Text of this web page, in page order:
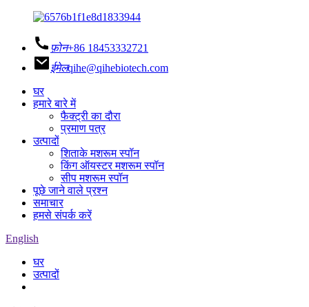
फ़ोन+86 18453332721
ईमेलqihe@qihebiotech.com
घर
हमारे बारे में
फैक्ट्री का दौरा
प्रमाण पत्र
उत्पादों
शिताके मशरूम स्पॉन
किंग ऑयस्टर मशरूम स्पॉन
सीप मशरूम स्पॉन
पूछे जाने वाले प्रश्न
समाचार
हमसे संपर्क करें
English
घर
उत्पादों